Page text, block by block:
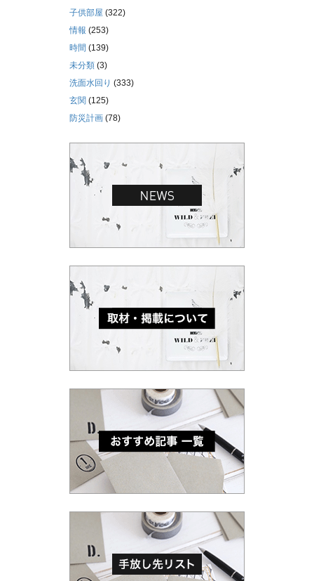
子供部屋 (322)
情報 (253)
時間 (139)
未分類 (3)
洗面水回り (333)
玄関 (125)
防災計画 (78)